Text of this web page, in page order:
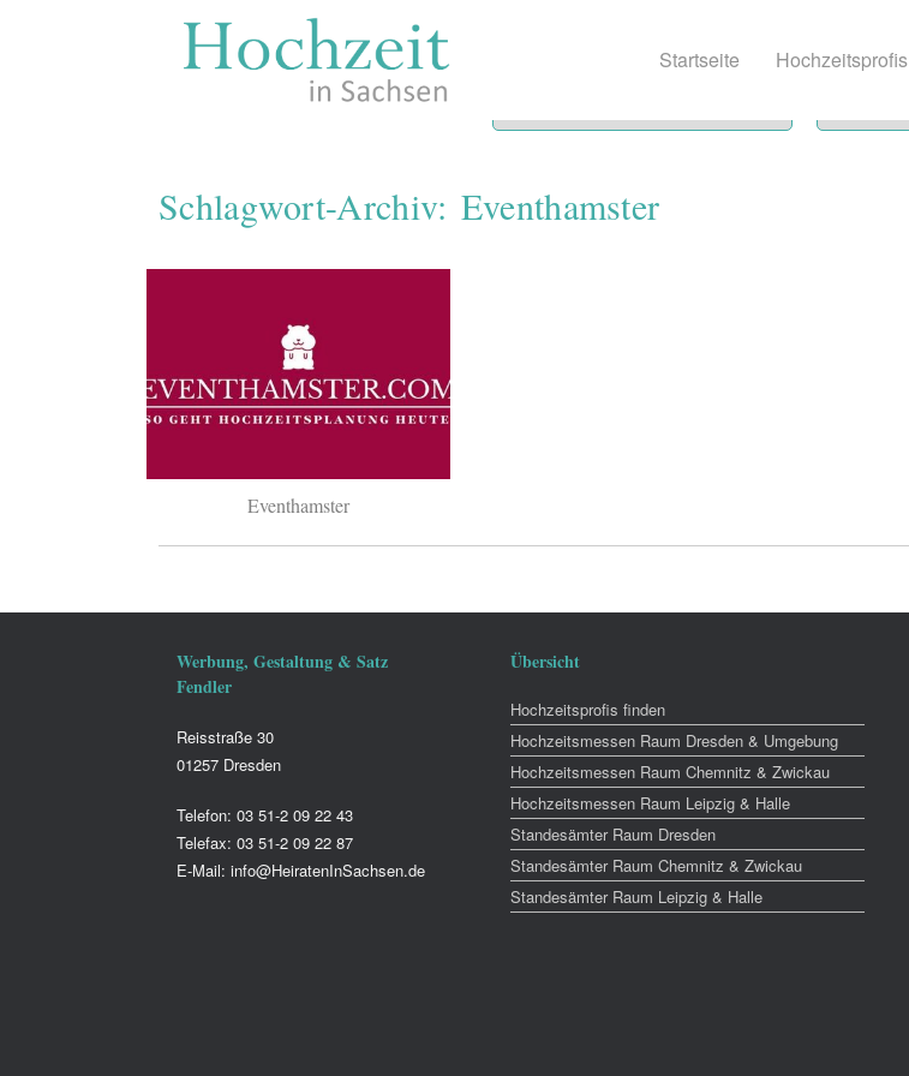
Startseite Hochzeitsprofis
Schlagwort-Archiv: Eventhamster
Eventhamster
Werbung, Gestaltung & Satz
Fendler
Reisstraße 30
01257 Dresden
Telefon: 03 51-2 09 22 43
Telefax: 03 51-2 09 22 87
E-Mail: info@HeiratenInSachsen.de
Übersicht
Hochzeitsprofis finden
Hochzeitsmessen Raum Dresden & Umgebung
Hochzeitsmessen Raum Chemnitz & Zwickau
Hochzeitsmessen Raum Leipzig & Halle
Standesämter Raum Dresden
Standesämter Raum Chemnitz & Zwickau
Standesämter Raum Leipzig & Halle